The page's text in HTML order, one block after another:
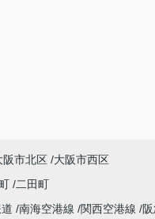
阪市北区 大阪市西区
二田町
南海空港線 関西空港線